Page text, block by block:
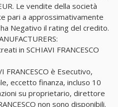
Le vendite della società
pari a approssimativamente
Negativo il rating del credito.
in SCHIAVI FRANCESCO
FRANCESCO è Esecutivo,
eccetto finanza, incluso 10
su proprietario, direttore
non sono disponibili.